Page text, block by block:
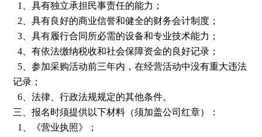
1、具有独立承担民事责任的能力；
2、具有良好的商业信誉和健全的财务会计制度；
3、具有履行合同所必需的设备和专业技术能力；
4、有依法缴纳税收和社会保障资金的良好记录；
5、参加采购活动前三年内，在经营活动中没有重大违法
记录；
6、法律、行政法规规定的其他条件。
三、报名时须提供以下材料（须加盖公司红章）：
1、
《营业执照》；